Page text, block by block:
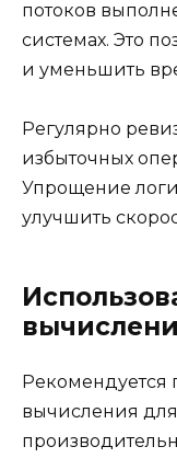
потоков
системах. Это
и уменьшить
Регулярно
избыточных
Упрощение
улучшить
Рекомендуется
вычисления